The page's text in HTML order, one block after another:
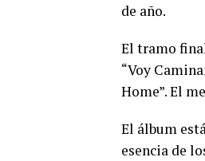
de año.
El tramo
“Voy
Home”. El
El álbum
esencia de